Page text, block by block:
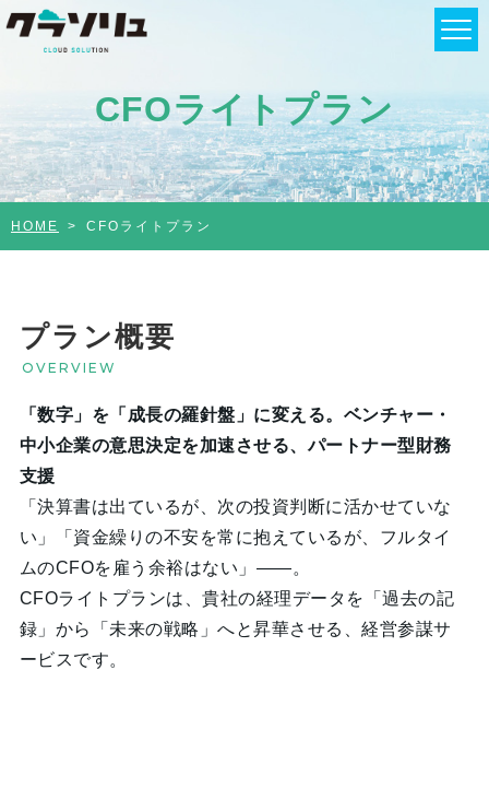
CFOライトプラン
HOME CFOライトプラン
プラン概要
OVERVIEW
「数字」を「成長の羅針盤」に変える。ベンチャー・
中小企業の意思決定を加速させる、パートナー型財務
支援
「決算書は出ているが、次の投資判断に活かせていな
い」「資金繰りの不安を常に抱えているが、フルタイ
ムのCFOを雇う余裕はない」——。
CFOライトプランは、貴社の経理データを「過去の記
録」から「未来の戦略」へと昇華させる、経営参謀サ
ービスです。